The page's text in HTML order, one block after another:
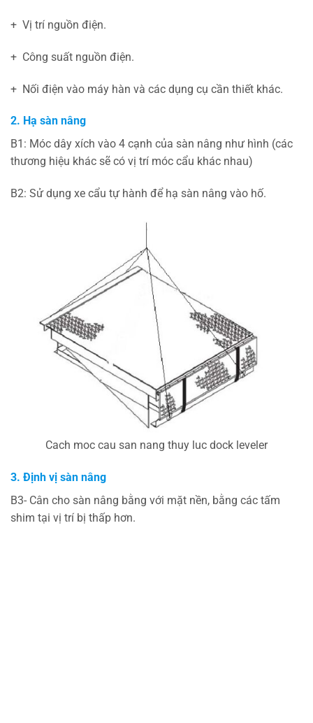
+ Vị trí nguồn điện.
+ Công suất nguồn điện.
+ Nối điện vào máy hàn và các dụng cụ cần thiết khác.
2. Hạ sàn nâng
B1: Móc dây xích vào 4 cạnh của sàn nâng như hình (các
thương hiệu khác sẽ có vị trí móc cẩu khác nhau)
B2: Sử dụng xe cẩu tự hành để hạ sàn nâng vào hố.
Cach moc cau san nang thuy luc dock leveler
3. Định vị sàn nâng
B3- Cân cho sàn nâng bằng với mặt nền, bằng các tấm
shim tại vị trí bị thấp hơn.